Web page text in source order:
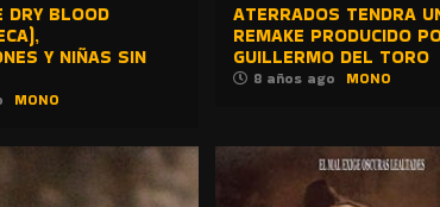
DRY BLOOD
Y NIÑAS SIN
MONO
ATERRADOS TENDRA
REMAKE PRODUCIDO
GUILLERMO DEL TORO
8 años ago MONO